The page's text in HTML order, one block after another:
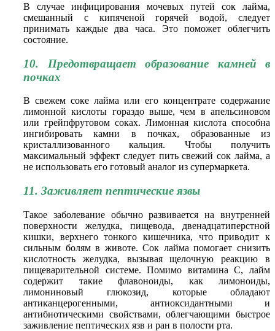
В случае инфицирования мочевых путей сок лайма,
смешанный с кипяченой горячей водой, следует
принимать каждые два часа. Это поможет облегчить
состояние.
10. Предотвращает образование камней в
почках
В свежем соке лайма или его концентрате содержание
лимонной кислоты гораздо выше, чем в апельсиновом
или грейпфрутовом соках. Лимонная кислота способна
ингибировать камни в почках, образованные из
кристаллизованного кальция. Чтобы получить
максимальный эффект следует пить свежий сок лайма, а
не использовать его готовый аналог из супермаркета.
11. Заживляет пептические язвы
Такое заболевание обычно развивается на внутренней
поверхности желудка, пищевода, двенадцатиперстной
кишки, верхнего тонкого кишечника, что приводит к
сильным болям в животе. Сок лайма помогает снизить
кислотность желудка, вызывая щелочную реакцию в
пищеварительной системе. Помимо витамина С, лайм
содержит такие флавоноиды, как лимоноиды,
лимониновый глюкозид, которые обладают
антиканцерогенными, антиоксидантными и
антибиотическими свойствами, облегчающими быстрое
заживление пептических язв и ран в полости рта.